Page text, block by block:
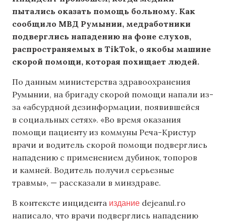
пытались оказать помощь больному. Как
сообщило МВД Румынии, медработники
подверглись нападению на фоне слухов,
распространяемых в TikTok, о якобы машине
скорой помощи, которая похищает людей.
По данным министерства здравоохранения
Румынии, на бригаду скорой помощи напали из-
за «абсурдной дезинформации, появившейся
в социальных сетях». «Во время оказания
помощи пациенту из коммуны Реча-Кристур
врачи и водитель скорой помощи подверглись
нападению с применением дубинок, топоров
и камней. Водитель получил серьезные
травмы», — рассказали в минздраве.
В контексте инцидента издание dejeanul.ro
написало, что врачи подверглись нападению